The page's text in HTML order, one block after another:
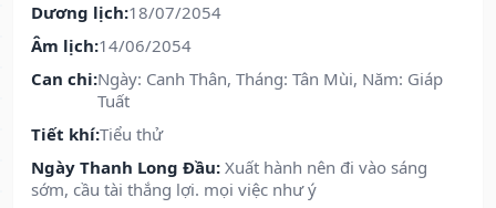
Dương lịch:18/07/2054
Âm lịch:14/06/2054
Can chi:Ngày: Canh Thân, Tháng: Tân Mùi, Năm: Giáp
Tuất
Tiết khí:Tiểu thử
Ngày Thanh Long Đầu: Xuất hành nên đi vào sáng
sớm, cầu tài thắng lợi. mọi việc như ý